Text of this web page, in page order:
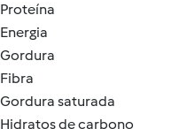
Proteína
Energia
Gordura
Fibra
Gordura saturada
Hidratos de carbono